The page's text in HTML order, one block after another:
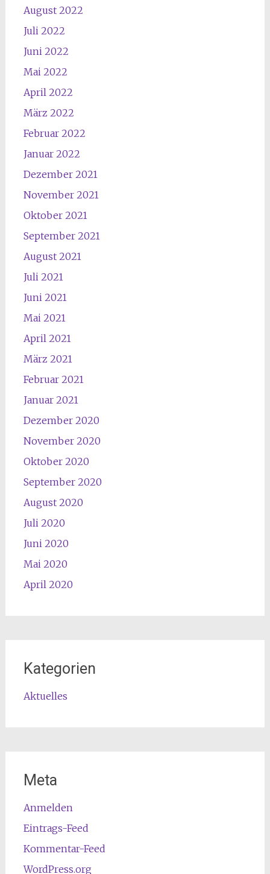
August 2022
Juli 2022
Juni 2022
Mai 2022
April 2022
März 2022
Februar 2022
Januar 2022
Dezember 2021
November 2021
Oktober 2021
September 2021
August 2021
Juli 2021
Juni 2021
Mai 2021
April 2021
März 2021
Februar 2021
Januar 2021
Dezember 2020
November 2020
Oktober 2020
September 2020
August 2020
Juli 2020
Juni 2020
Mai 2020
April 2020
Kategorien
Aktuelles
Meta
Anmelden
Eintrags-Feed
Kommentar-Feed
WordPress.org